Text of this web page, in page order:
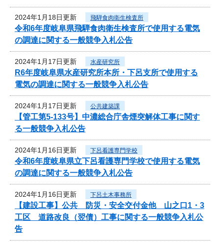
2024年1月18日更新 飛騨食肉衛生検査所
令和6年度岐阜県飛騨食肉衛生検査所で使用する電気
の調達に関する一般競争入札公告
2024年1月17日更新 水産研究所
R6年度岐阜県水産研究所本所・下呂支所で使用する
電気の調達に関する一般競争入札公告
2024年1月17日更新 公共建築課
【管工第5-133号】中濃総合庁舎煙突解体工事に関す
る一般競争入札公告
2024年1月16日更新 下呂看護専門学校
令和6年度岐阜県立下呂看護専門学校で使用する電気
の調達に関する一般競争入札公告
2024年1月16日更新 下呂土木事務所
【建設工事】公共 防災・安全交付金他 山之口1・3
工区 道路改良（翌債）工事に関する一般競争入札公
告